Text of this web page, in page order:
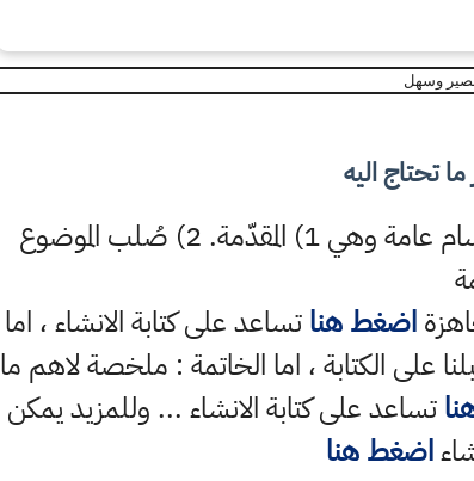
وسهل
تحتاج اليه
من المستحسن تقسيم الموضوع الإنشائي إلى ثلاثة أقسام عامة وهي 1) المقدّمة. 2) صُلب الموضوع
اضغط هناتساعد على كتابة الانشاء ، اما
على الكتابة ، اما الخاتمة : ملخصة لاهم ما
تساعد على كتابة الانشاء ... وللمزيد يمكن
اضغط هنا